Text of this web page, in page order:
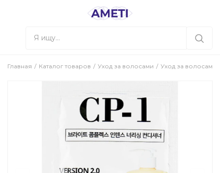
Главная Каталог товаров Уход за волосами Уход за волосами